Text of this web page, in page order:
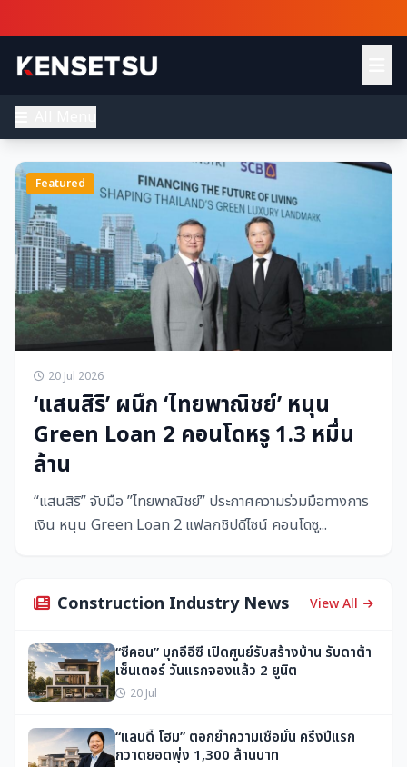
Featured
20 Jul 2026
‘แสนสิริ’ ผนึก ‘ไทยพาณิชย์’ หนุน
Green Loan 2 คอนโดหรู 1.3 หมื่น
ล้าน
“แสนสิริ” จับมือ ”ไทยพาณิชย์” ประกาศความร่วมมือทางการ
เงิน หนุน Green Loan 2 แฟลกชิปดีไซน์ คอนโดซู...
Construction Industry News View All
“ซีคอน” บุกอีอีซี เปิดศูนย์รับสร้างบ้าน รับดาต้า
เซ็นเตอร์ วันแรกจองแล้ว 2 ยูนิต
20 Jul
“แลนดี้ โฮม” ตอกย้ำความเชื่อมั่น ครึ่งปีแรก
กวาดยอดพุ่ง 1,300 ล้านบาท